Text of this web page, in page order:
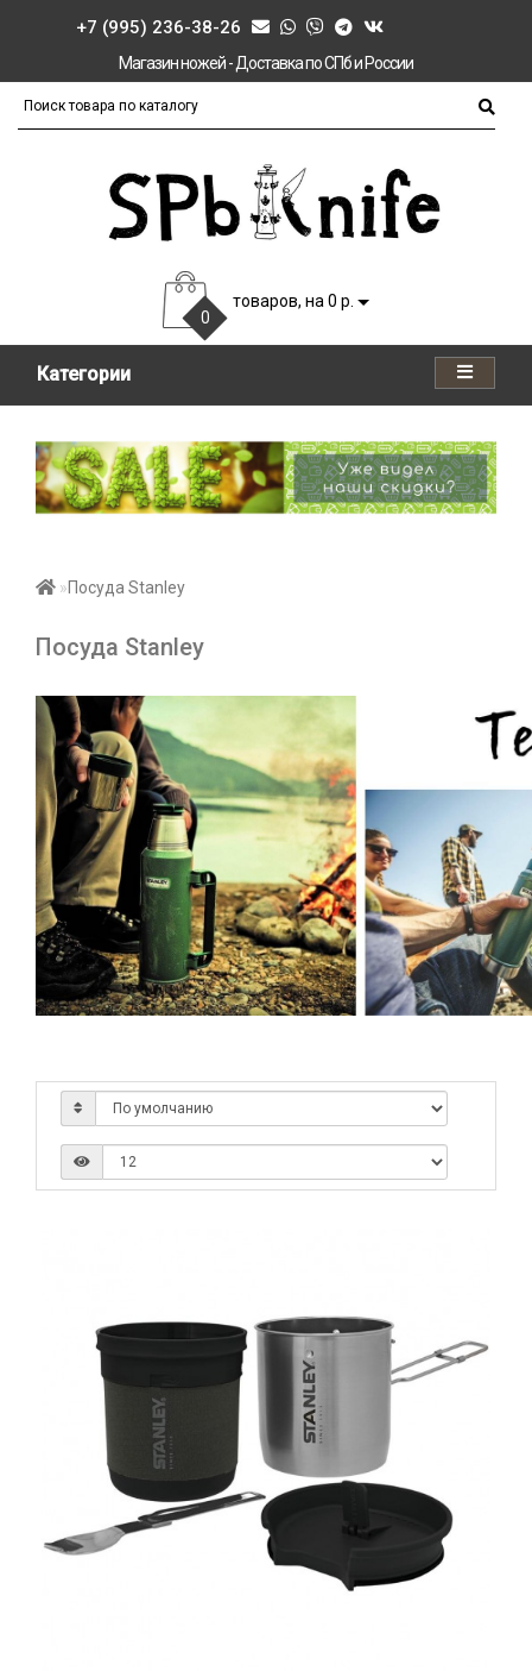
+7 (995) 236-38-26
Магазин ножей - Доставка по СПб и России
0
товаров, на 0 р.
Категории
Посуда Stanley
Посуда Stanley